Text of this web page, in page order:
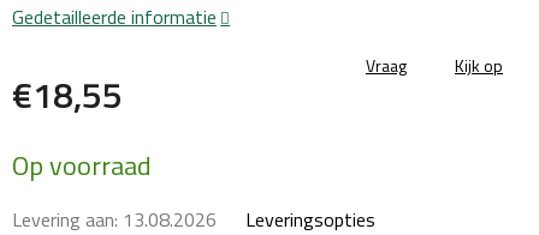
€18,55
prijs:
Op voorraad
Levering aan: 13.08.2026 Leveringsopties
Gedetailleerde informatie
Vraag Kijk op